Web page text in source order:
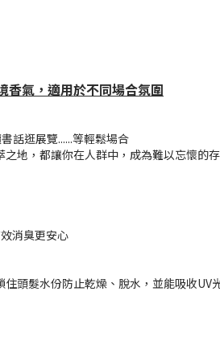
香氣，適用於不同場合氛圍
話逛展覽......等輕鬆場合
地，都讓你在人群中，成為難以忘懷的存
消臭更安心
頭髮水份防止乾燥、脫水，並能吸收UV